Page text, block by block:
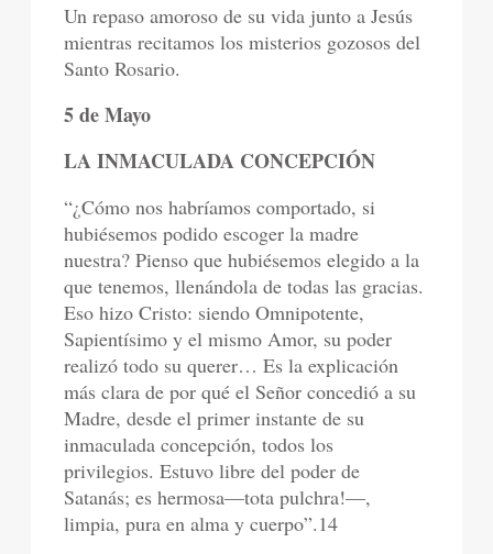
Un repaso amoroso de su vida junto a Jesús
mientras recitamos los misterios gozosos del
Santo Rosario.
5 de Mayo
LA INMACULADA CONCEPCIÓN
“¿Cómo nos habríamos comportado, si
hubiésemos podido escoger la madre
nuestra? Pienso que hubiésemos elegido a la
que tenemos, llenándola de todas las gracias.
Eso hizo Cristo: siendo Omnipotente,
Sapientísimo y el mismo Amor, su poder
realizó todo su querer… Es la explicación
más clara de por qué el Señor concedió a su
Madre, desde el primer instante de su
inmaculada concepción, todos los
privilegios. Estuvo libre del poder de
Satanás; es hermosa—tota pulchra!—,
limpia, pura en alma y cuerpo”.14